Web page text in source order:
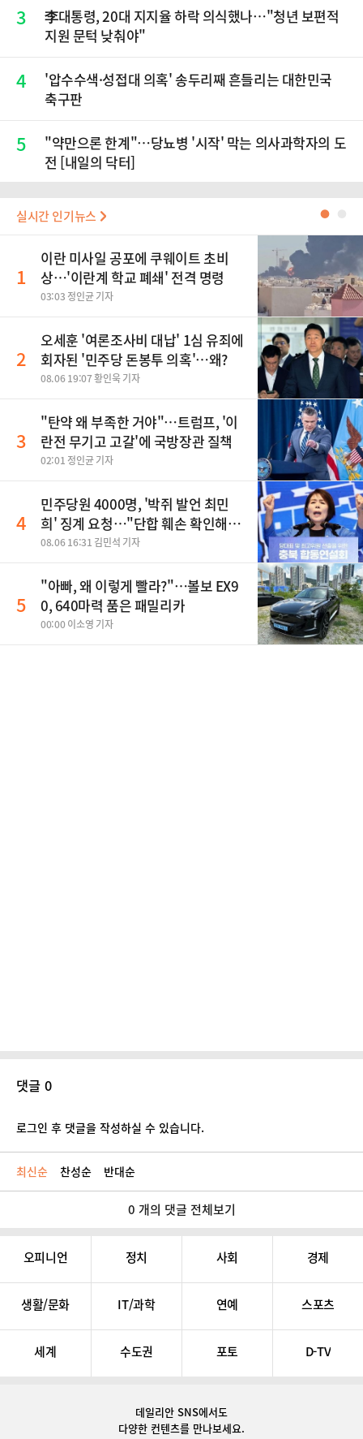
재점화, 김민석 "과반 승리 가능성 99%" 등
3
李대통령, 20대 지지율 하락 의식했나…"청년 보편적
지원 문턱 낮춰야"
4
'압수수색·성접대 의혹' 송두리째 흔들리는 대한민국
축구판
5
"약만으론 한계"…당뇨병 '시작' 막는 의사과학자의 도
전 [내일의 닥터]
실시간 인기뉴스 ●
1
이란 미사일 공포에 쿠웨이트 초비
상…'이란계 학교 폐쇄' 전격 명령
03:03 정인균 기자
2
오세훈 '여론조사비 대납' 1심 유죄에
회자된 '민주당 돈봉투 의혹'…왜?
08.06 19:07 황인욱 기자
3
"탄약 왜 부족한 거야"…트럼프, '이
란전 무기고 고갈'에 국방장관 질책
02:01 정인균 기자
4
민주당원 4000명, '박쥐 발언 최민
희' 징계 요청…"단합 훼손 확인해
야"
08.06 16:31 김민석 기자
5
"아빠, 왜 이렇게 빨라?"…볼보 EX9
0, 640마력 품은 패밀리카
00:00 이소영 기자
댓글 0
로그인 후 댓글을 작성하실 수 있습니다.
최신순 찬성순 반대순
0 개의 댓글 전체보기
오피니언 정치 사회 경제
생활/문화 IT/과학 연예 스포츠
세계 수도권 포토 D-TV
데일리안 SNS에서도
다양한 컨텐츠를 만나보세요.